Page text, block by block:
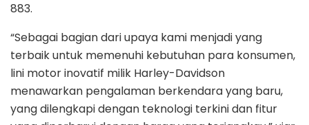
883.
“Sebagai bagian dari upaya kami menjadi yang
terbaik untuk memenuhi kebutuhan para konsumen,
lini motor inovatif milik Harley-Davidson
menawarkan pengalaman berkendara yang baru,
yang dilengkapi dengan teknologi terkini dan fitur